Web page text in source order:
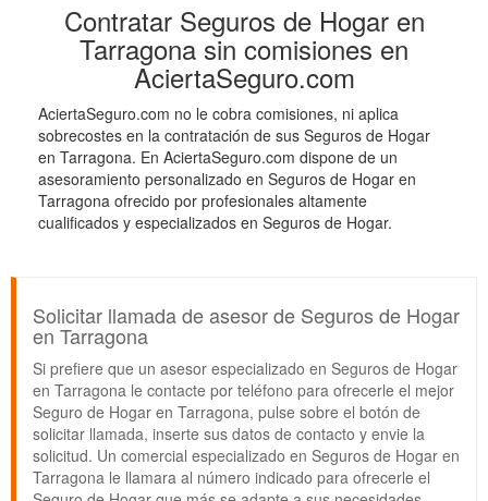
Contratar Seguros de Hogar en
Tarragona sin comisiones en
AciertaSeguro.com
AciertaSeguro.com no le cobra comisiones, ni aplica
sobrecostes en la contratación de sus Seguros de Hogar
en Tarragona. En AciertaSeguro.com dispone de un
asesoramiento personalizado en Seguros de Hogar en
Tarragona ofrecido por profesionales altamente
cualificados y especializados en Seguros de Hogar.
Solicitar llamada de asesor de Seguros de Hogar
en Tarragona
Si prefiere que un asesor especializado en Seguros de Hogar
en Tarragona le contacte por teléfono para ofrecerle el mejor
Seguro de Hogar en Tarragona, pulse sobre el botón de
solicitar llamada, inserte sus datos de contacto y envie la
solicitud. Un comercial especializado en Seguros de Hogar en
Tarragona le llamara al número indicado para ofrecerle el